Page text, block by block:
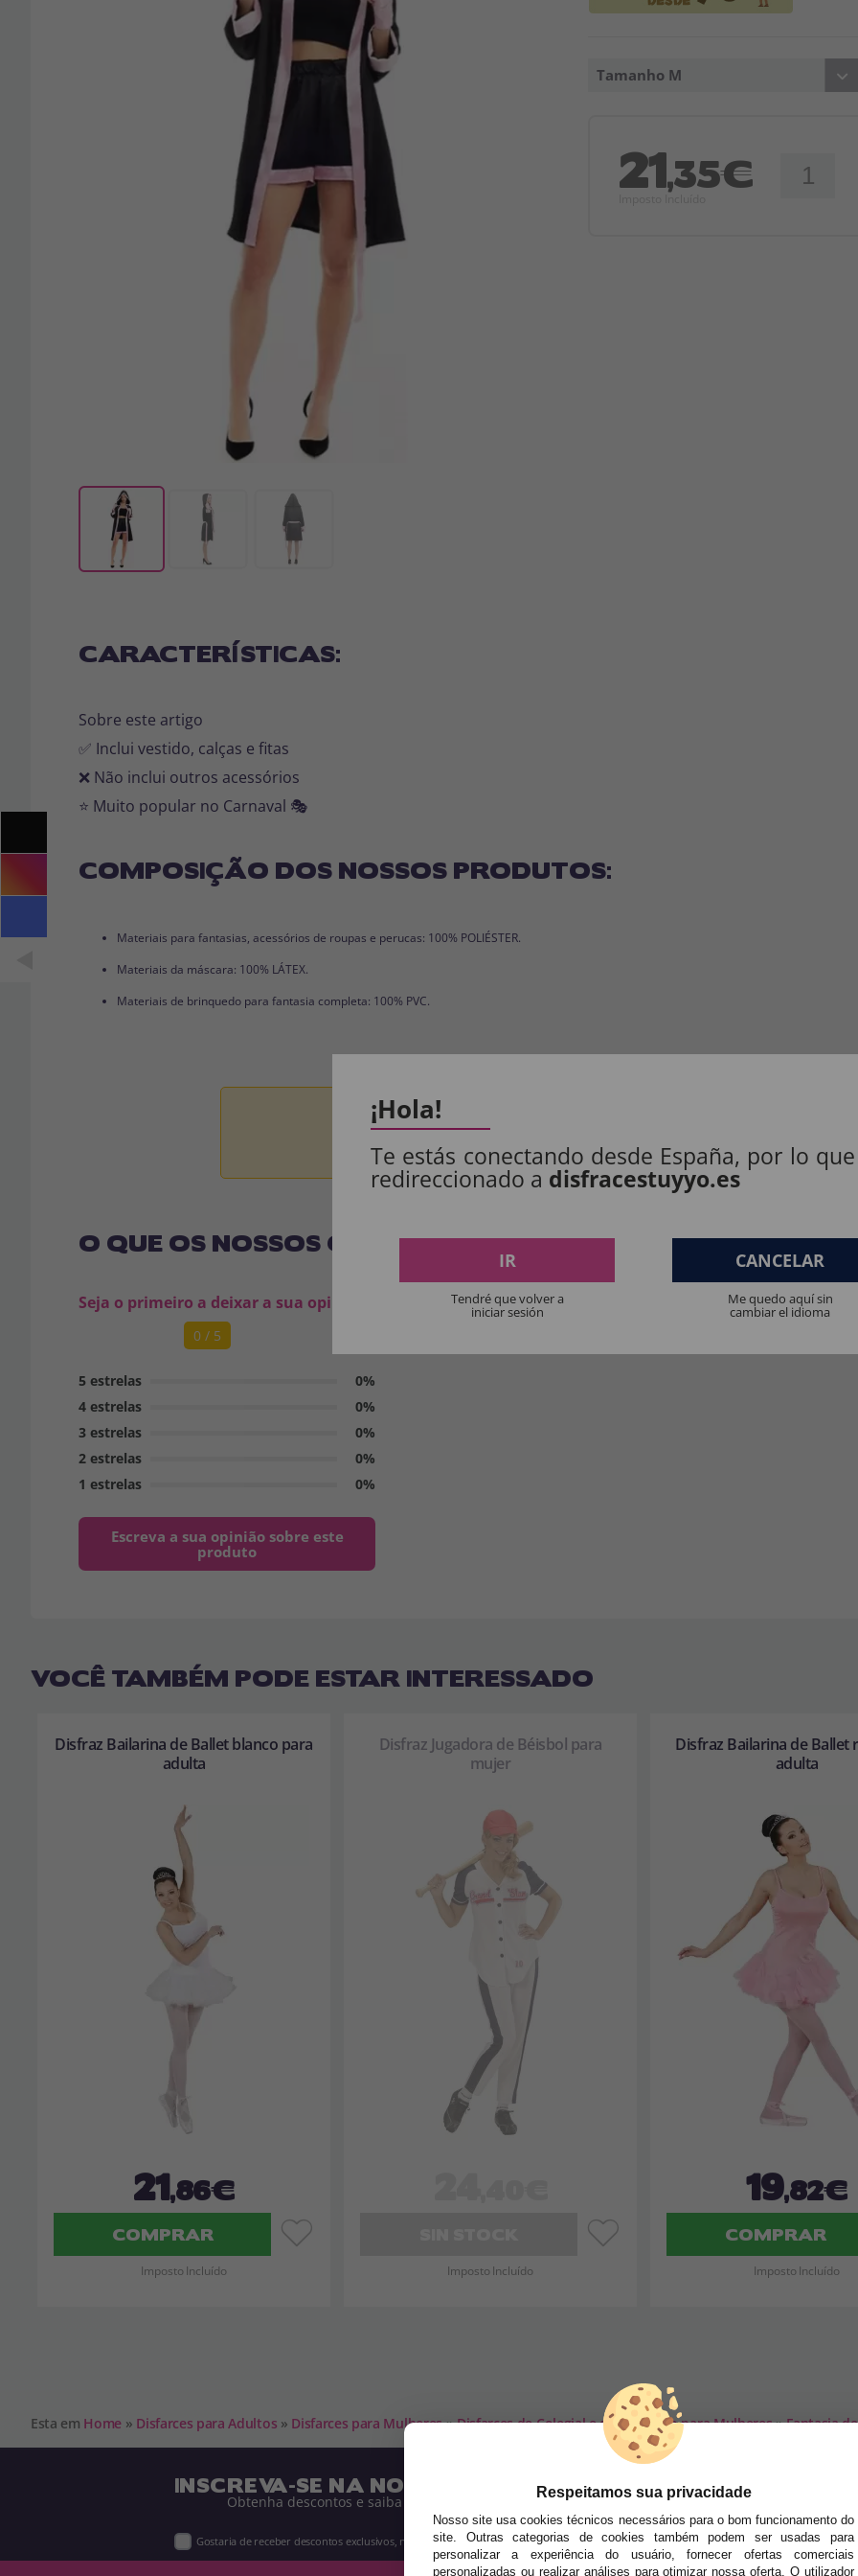
Tamanho M
21,35€
CARACTERÍSTICAS:
Sobre este artigo
✅ Inclui vestido, calças e fitas
❌ Não inclui outros acessórios
⭐ Muito popular no Carnaval 🎭
COMPOSIÇÃO DOS NOSSOS PRODUTOS:
Materiais para fantasias, acessórios de roupas e perucas: 100% POLIÉSTER.
Materiais da máscara: 100% LÁTEX.
Materiais de brinquedo para fantasia completa: 100% PVC.
Aviso: Todos os produtos destinados a crianças menores de 36 meses devem ser
Manter longe do fogo.
O QUE OS NOSSOS CLIENTES PENSAM:
Seja o primeiro a deixar a sua opinião
0 / 5
5 estrelas
0%
4 estrelas
0%
3 estrelas
0%
2 estrelas
0%
1 estrelas
0%
Escreva a sua opinião sobre este
produto
Ainda não há comentários, quer ser o primeiro a deixar
VOCÊ TAMBÉM PODE ESTAR INTERESSADO
Disfraz Bailarina de Ballet blanco para
adulta
21,86€
COMPRAR
Imposto Incluído
Disfraz Jugadora de Béisbol para
mujer
Imposto Incluído
Disfraz Bailarina de Ballet
adulta
19,82€
COMPRAR
Imposto Incluído
Esta em Home » Disfarces para Adultos » Disfarces para Mulheres»Disfarces de Colegial e de Desporto para Mulheres»Fantasia
INSCREVA-SE NA NOSSA NEWSLETTER
Obtenha descontos e saiba de tudo antes de todos!
Gostaria de receber descontos exclusivos, novidades e tendências por e-mail. Posso cancelar a inscrição a qualquer momento, conforme
¡Hola!
Te estás conectando desde España, por lo
redireccionado a disfracestuyyo.es
IR
Tendré que volver a
iniciar sesión
CANCELAR
Me quedo aquí sin
cambiar el idioma
Respeitamos sua privacidade
Nosso site usa cookies técnicos necessários para o bom funcionamento do
site. Outras categorias de cookies também podem ser usadas para
personalizar a experiência do usuário, fornecer ofertas comerciais
personalizadas ou realizar análises para otimizar nossa oferta. O utilizador